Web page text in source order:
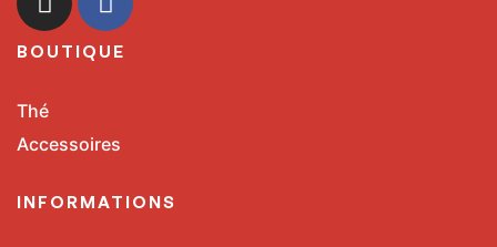
BOUTIQUE
Thé
Accessoires
INFORMATIONS